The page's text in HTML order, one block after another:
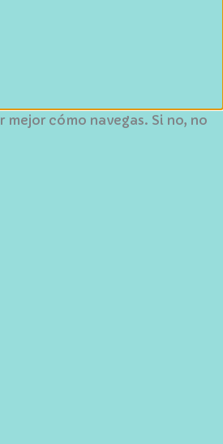
cómo navegas. Si no, no